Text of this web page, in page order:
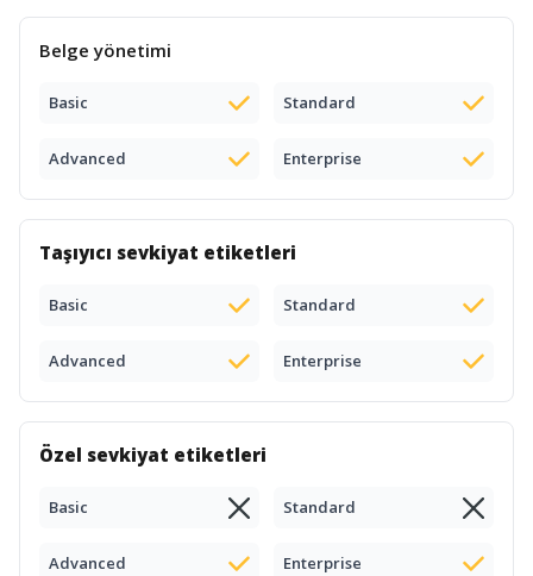
Belge yönetimi
Basic Standard
Advanced Enterprise
Taşıyıcı sevkiyat etiketleri
Basic Standard
Advanced Enterprise
Özel sevkiyat etiketleri
Basic Standard
Advanced Enterprise